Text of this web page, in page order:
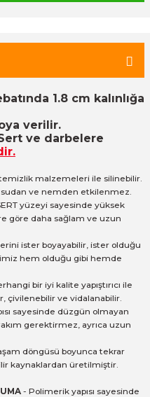
1.8 cm kalınlığa
verilir.
ve darbelere
malzemeleri ile silinebilir.
sudan ve nemden etkilenmez.
yüzeyi sayesinde yüksek
göre daha sağlam ve uzun
ister boyayabilir, ister olduğu
hem olduğu gibi hemde
bir iyi kalite yapıştırıcı ile
çivilenebilir ve vidalanabilir.
sayesinde düzgün olmayan
gerektirmez, ayrıca uzun
döngüsü boyunca tekrar
kaynaklardan üretilmiştir.
- Polimerik yapısı sayesinde